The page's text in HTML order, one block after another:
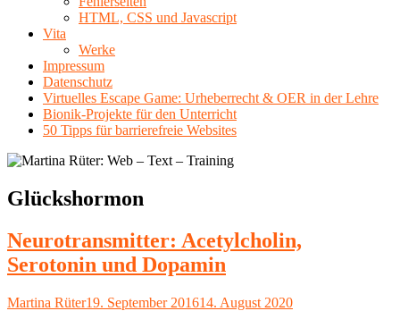
HTML, CSS und Javascript
Vita
Werke
Impressum
Datenschutz
Virtuelles Escape Game: Urheberrecht & OER in der Lehre
Bionik-Projekte für den Unterricht
50 Tipps für barrierefreie Websites
Schlagwort:
Glückshormon
Neurotransmitter: Acetylcholin,
Serotonin und Dopamin
Autor
Martina RüterVeröffentlicht
19. September 201614. August 2020